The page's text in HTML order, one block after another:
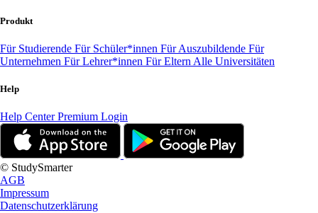
Produkt
Für Studierende Für Schüler*innen Für Auszubildende Für
Unternehmen Für Lehrer*innen Für Eltern Alle Universitäten
Help
Help CenterPremium Login
© StudySmarter
AGB
Impressum
Datenschutzerklärung